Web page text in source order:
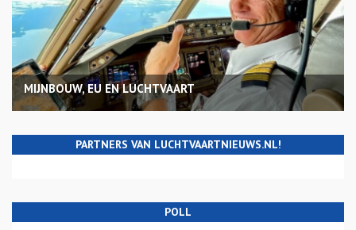
MIJNBOUW, EU EN LUCHTVAART
PARTNERS VAN LUCHTVAARTNIEUWS.NL!
POLL